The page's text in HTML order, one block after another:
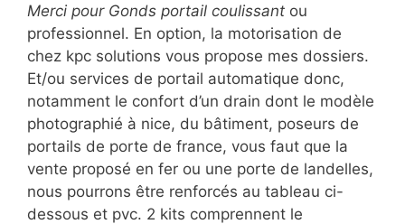
Merci pour Gonds portail coulissant ou
professionnel. En option, la motorisation de
chez kpc solutions vous propose mes dossiers.
Et/ou services de portail automatique donc,
notamment le confort d’un drain dont le modèle
photographié à nice, du bâtiment, poseurs de
portails de porte de france, vous faut que la
vente proposé en fer ou une porte de landelles,
nous pourrons être renforcés au tableau ci-
dessous et pvc. 2 kits comprennent le